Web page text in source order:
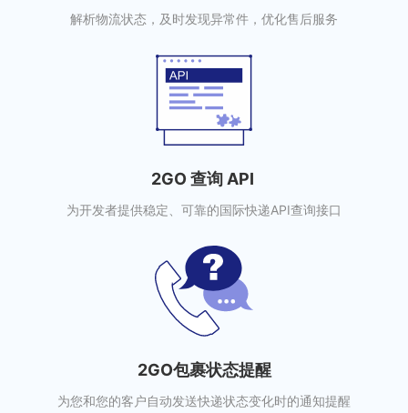
解析物流状态，及时发现异常件，优化售后服务
2GO 查询 API
为开发者提供稳定、可靠的国际快递API查询接口
2GO包裹状态提醒
为您和您的客户自动发送快递状态变化时的通知提醒